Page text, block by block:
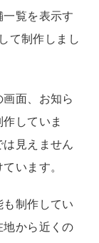
覧を表示す
て制作しまし
面、お知ら
していま
見えません
います。
制作してい
地から近くの